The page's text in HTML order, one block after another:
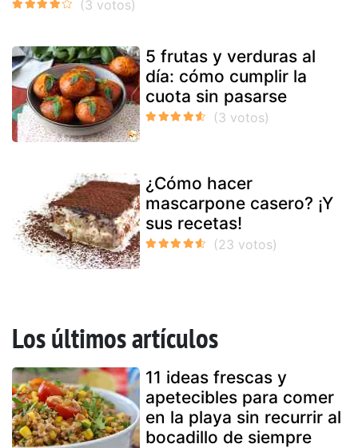
5 frutas y verduras al
día: cómo cumplir la
cuota sin pasarse
¿Cómo hacer
mascarpone casero? ¡Y
sus recetas!
Los últimos artículos
11 ideas frescas y
apetecibles para comer
en la playa sin recurrir al
bocadillo de siempre